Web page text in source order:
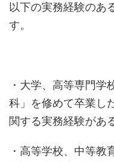
以下の実務経験のあ
す。
・大学、高等専門学
科」を修めて卒業し
関する実務経験があ
・高等学校、中等教